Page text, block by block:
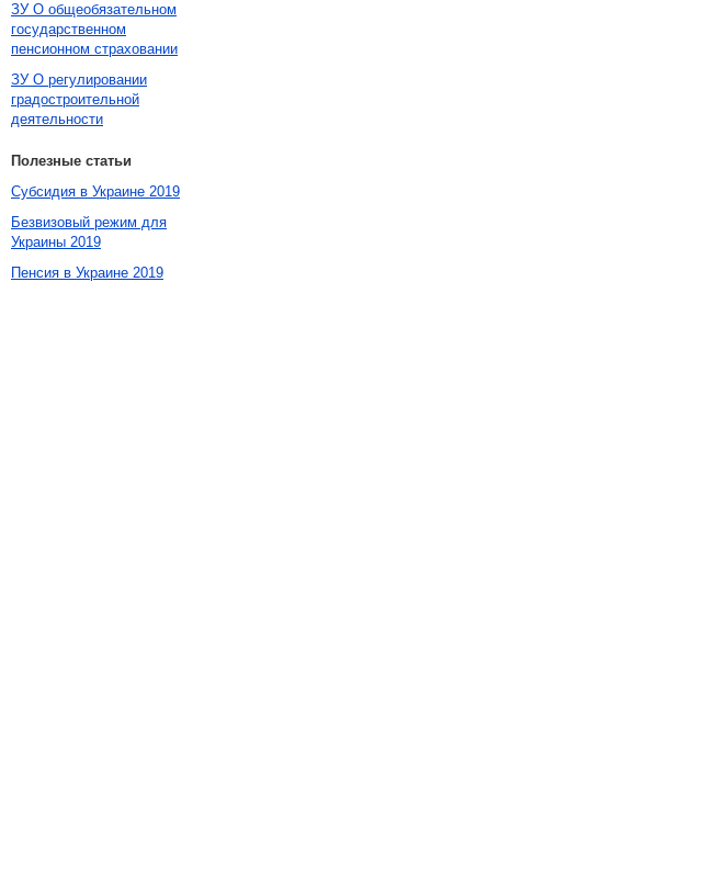
ЗУ О общеобязательном
государственном
пенсионном страховании
ЗУ О регулировании
градостроительной
деятельности
Полезные статьи
Субсидия в Украине 2019
Безвизовый режим для
Украины 2019
Пенсия в Украине 2019